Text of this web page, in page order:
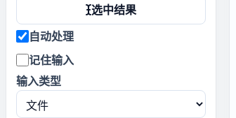
选中结果
自动处理
记住输入
输入类型